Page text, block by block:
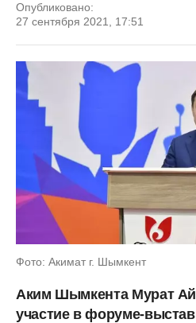
Опубликовано:
27 сентября 2021, 17:51
Фото: Акимат г. Шымкент
Аким Шымкента Мурат
участие в форуме-